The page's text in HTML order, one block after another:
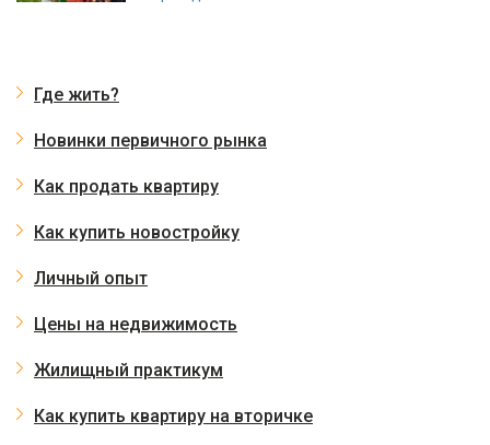
Где жить?
Новинки первичного рынка
Как продать квартиру
Как купить новостройку
Личный опыт
Цены на недвижимость
Жилищный практикум
Как купить квартиру на вторичке